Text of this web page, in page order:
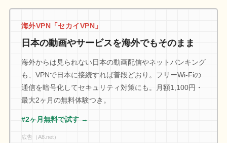
海外VPN「セカイVPN」
日本の動画やサービスを海外でもそのまま
海外からは見られない日本の動画配信やネットバンキング
も、VPNで日本に接続すれば普段どおり。フリーWi-Fiの
通信を暗号化してセキュリティ対策にも。月額1,100円・
最大2ヶ月の無料体験つき。
#2ヶ月無料で試す →
広告（A8.net）